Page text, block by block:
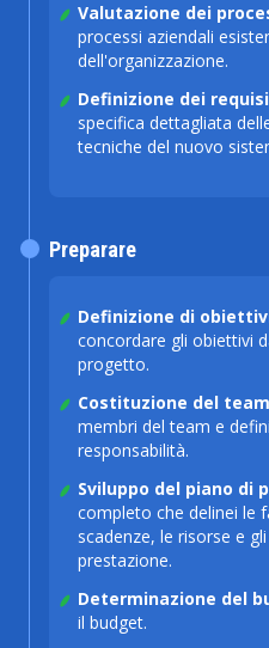
Valutazione dei
processi aziendali
dell'organizzazione.
Definizione dei
specifica dettagliata
tecniche del nuovo
Definizione di
concordare gli obiettivi
progetto.
Costituzione del
membri del team e
responsabilità.
Sviluppo del piano di
completo che delinei le
scadenze, le risorse e
prestazione.
Determinazione del
il budget.
Preparare